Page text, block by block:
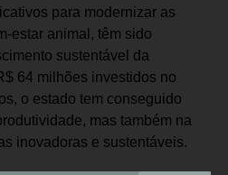
para modernizar as
estar animal, têm sido
sustentável da
64 milhões investidos no
o estado tem conseguido
mas também na
inovadoras e sustentáveis.